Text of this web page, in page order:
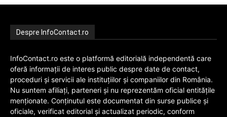
Despre InfoContact.ro
InfoContact.ro este o platformă editorială independentă care
oferă informații de interes public despre date de contact,
proceduri și servicii ale instituțiilor și companiilor din România.
Nu suntem afiliați, parteneri și nu reprezentăm oficial entitățile
menționate. Conținutul este documentat din surse publice și
oficiale, verificat editorial și actualizat periodic, conform